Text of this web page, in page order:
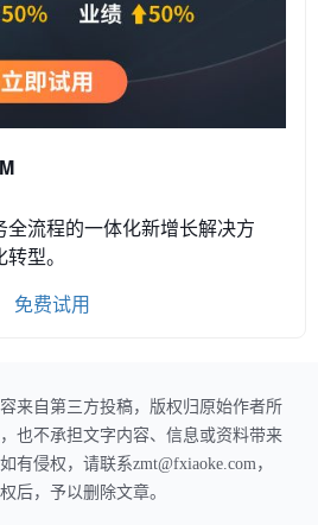
流程的一体化新增长解决方
型。
免费试用
来自第三方投稿，版权归原始作者所
也不承担文字内容、信息或资料带来
有侵权，请联系zmt@fxiaoke.com，
后，予以删除文章。